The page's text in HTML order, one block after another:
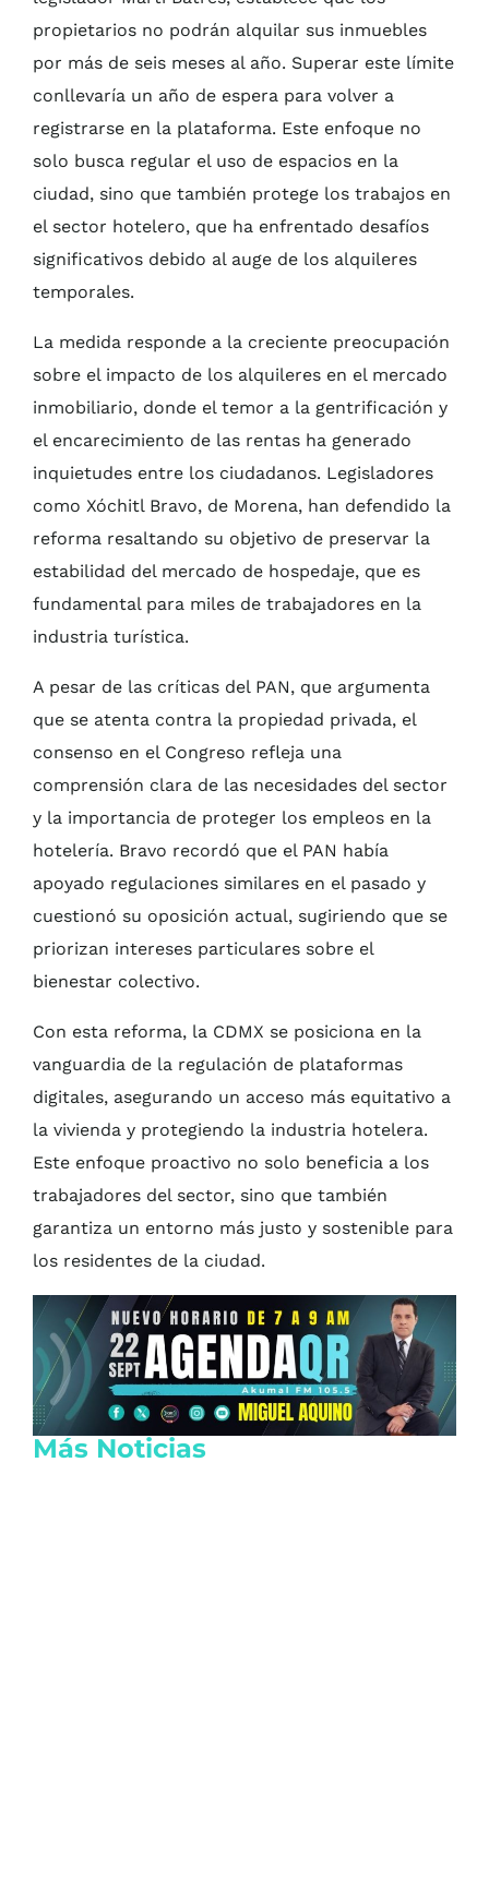
propietarios no podrán alquilar sus inmuebles
por más de seis meses al año. Superar este límite
conllevaría un año de espera para volver a
registrarse en la plataforma. Este enfoque no
solo busca regular el uso de espacios en la
ciudad, sino que también protege los trabajos en
el sector hotelero, que ha enfrentado desafíos
significativos debido al auge de los alquileres
temporales.
La medida responde a la creciente preocupación
sobre el impacto de los alquileres en el mercado
inmobiliario, donde el temor a la gentrificación y
el encarecimiento de las rentas ha generado
inquietudes entre los ciudadanos. Legisladores
como Xóchitl Bravo, de Morena, han defendido la
reforma resaltando su objetivo de preservar la
estabilidad del mercado de hospedaje, que es
fundamental para miles de trabajadores en la
industria turística.
A pesar de las críticas del PAN, que argumenta
que se atenta contra la propiedad privada, el
consenso en el Congreso refleja una
comprensión clara de las necesidades del sector
y la importancia de proteger los empleos en la
hotelería. Bravo recordó que el PAN había
apoyado regulaciones similares en el pasado y
cuestionó su oposición actual, sugiriendo que se
priorizan intereses particulares sobre el
bienestar colectivo.
Con esta reforma, la CDMX se posiciona en la
vanguardia de la regulación de plataformas
digitales, asegurando un acceso más equitativo a
la vivienda y protegiendo la industria hotelera.
Este enfoque proactivo no solo beneficia a los
trabajadores del sector, sino que también
garantiza un entorno más justo y sostenible para
los residentes de la ciudad.
Más Noticias